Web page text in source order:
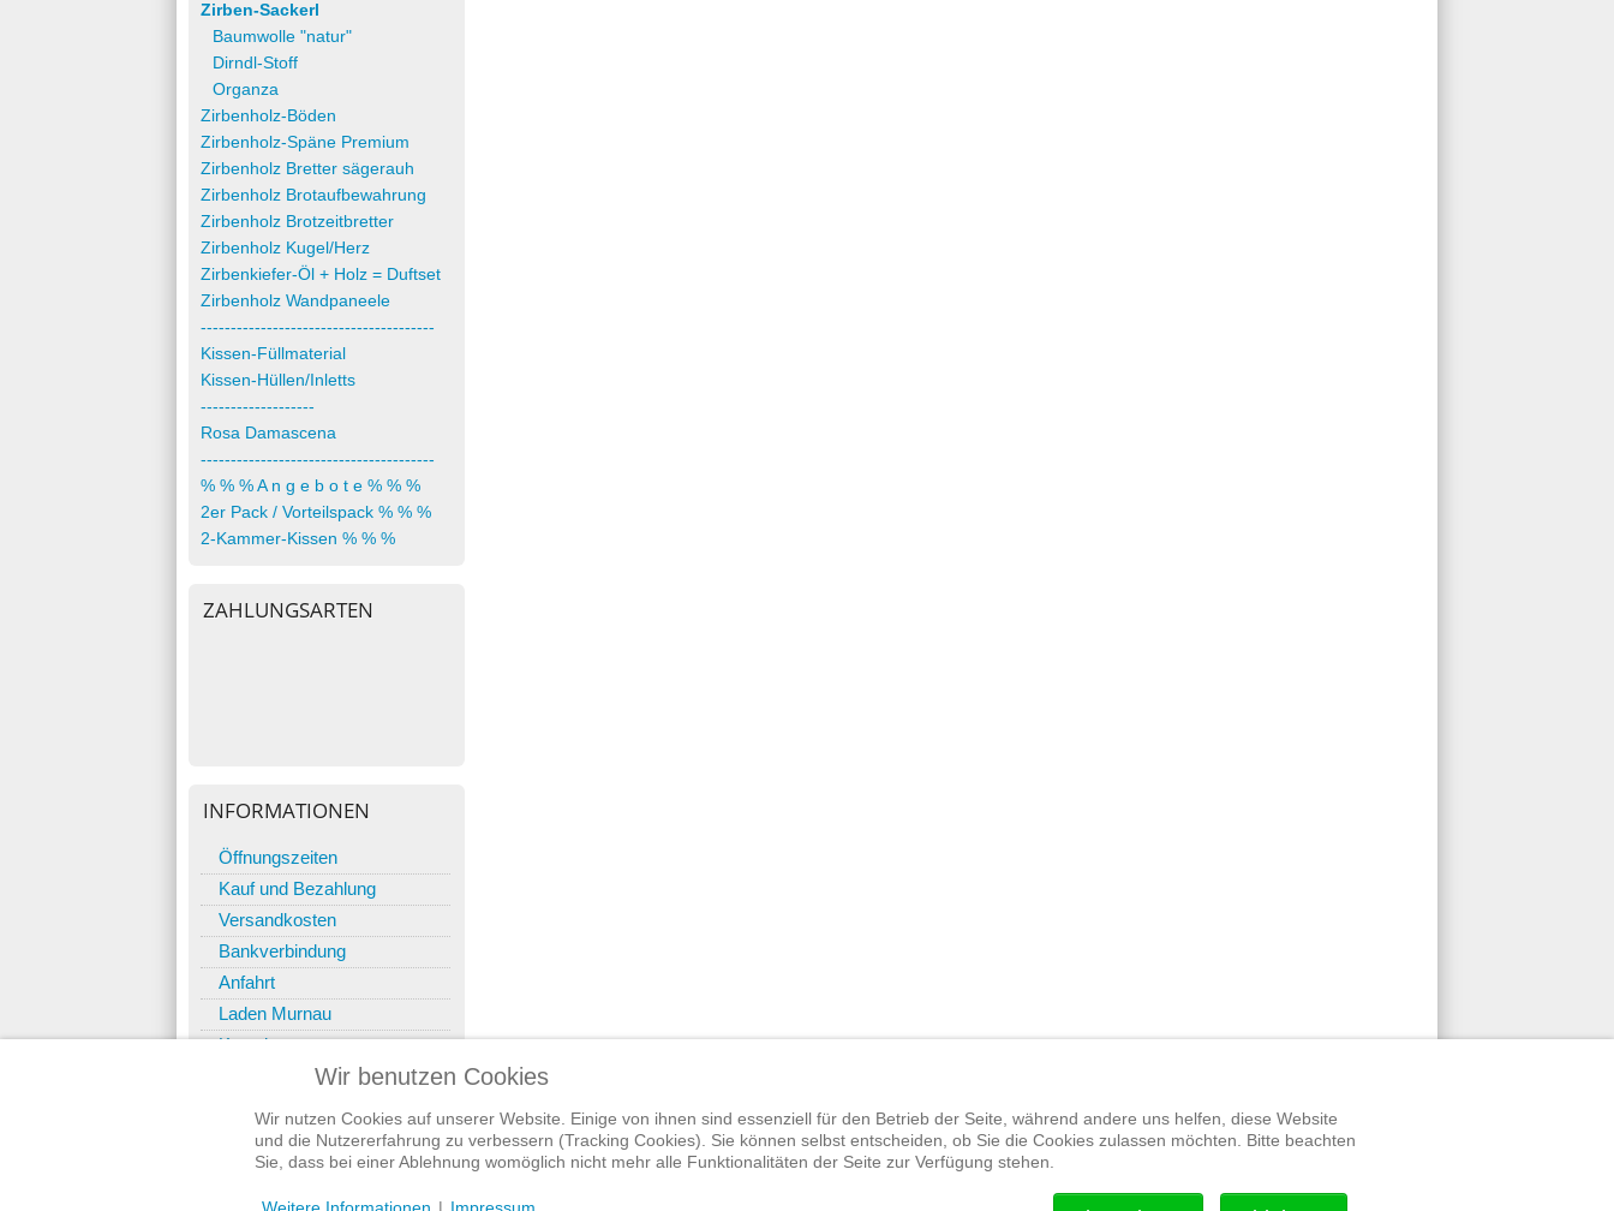
Zirben-Sackerl
Baumwolle "natur"
Dirndl-Stoff
Organza
Zirbenholz-Böden
Zirbenholz-Späne Premium
Zirbenholz Bretter sägerauh
Zirbenholz Brotaufbewahrung
Zirbenholz Brotzeitbretter
Zirbenholz Kugel/Herz
Zirbenkiefer-Öl + Holz = Duftset
Zirbenholz Wandpaneele
---------------------------------------
Kissen-Füllmaterial
Kissen-Hüllen/Inletts
-------------------
Rosa Damascena
---------------------------------------
% % % A n g e b o t e % % %
2er Pack / Vorteilspack % % %
2-Kammer-Kissen % % %
ZAHLUNGSARTEN
INFORMATIONEN
Öffnungszeiten
Kauf und Bezahlung
Versandkosten
Bankverbindung
Anfahrt
Laden Murnau
Kontakt
Widerrufsrecht | Termine | Empfehlenswerte Links
© 2018 Der-Gute-Nacht-Laden - Inh. Andreas Gretschmann | Designed by JamOnMedia GmbH
Wir benutzen Cookies
Wir nutzen Cookies auf unserer Website. Einige von ihnen sind essenziell für den Betrieb der Seite, während andere uns helfen, diese Website
und die Nutzererfahrung zu verbessern (Tracking Cookies). Sie können selbst entscheiden, ob Sie die Cookies zulassen möchten. Bitte beachten
Sie, dass bei einer Ablehnung womöglich nicht mehr alle Funktionalitäten der Seite zur Verfügung stehen.